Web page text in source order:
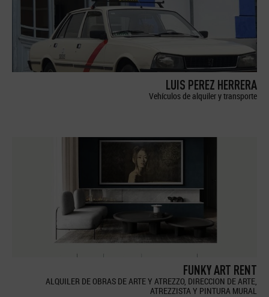
LUIS PEREZ HERRERA
Vehículos de alquiler y transporte
FUNKY ART RENT
ALQUILER DE OBRAS DE ARTE Y ATREZZO, DIRECCION DE ARTE,
ATREZZISTA Y PINTURA MURAL